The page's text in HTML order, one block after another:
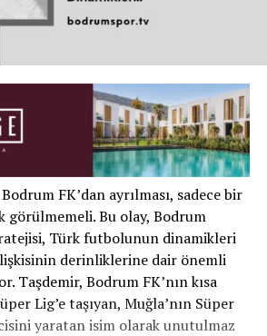
FK’dan ayrılması, sadece bir
Bu olay, Bodrum
Türk futbolunun dinamikleri
derinliklerine dair önemli
Taşdemir, Bodrum FK’nın kısa
Lig’e taşıyan, Muğla’nın Süper
yaratan isim olarak unutulmaz